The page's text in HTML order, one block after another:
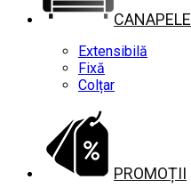
CANAPELE
Extensibilă
Fixă
Colțar
PROMOȚII